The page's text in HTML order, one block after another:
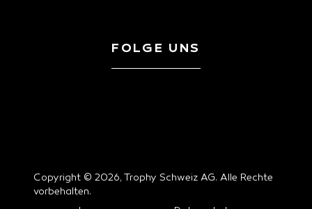
FOLGE UNS
Copyright © 2026, Trophy Schweiz AG. Alle Rechte
vorbehalten.